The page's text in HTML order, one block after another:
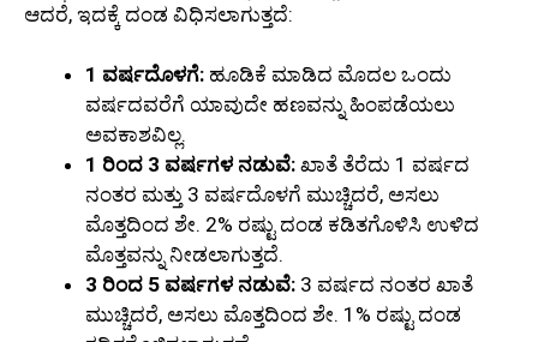
ಆದರೆ, ಇದಕ್ಕೆ ದಂಡ ವಿಧಿಸಲಾಗುತ್ತದೆ:
1 ವರ್ಷದೊಳಗೆ: ಹೂಡಿಕೆ ಮಾಡಿದ ಮೊದಲ ಒಂದು
ವರ್ಷದವರೆಗೆ ಯಾವುದೇ ಹಣವನ್ನು ಹಿಂಪಡೆಯಲು
ಅವಕಾಶವಿಲ್ಲ.
1 ರಿಂದ 3 ವರ್ಷಗಳ ನಡುವೆ: ಖಾತೆ ತೆರೆದು 1 ವರ್ಷದ
ನಂತರ ಮತ್ತು 3 ವರ್ಷದೊಳಗೆ ಮುಚ್ಚಿದರೆ, ಅಸಲು
ಮೊತ್ತದಿಂದ ಶೇ. 2% ರಷ್ಟು ದಂಡ ಕಡಿತಗೊಳಿಸಿ ಉಳಿದ
ಮೊತ್ತವನ್ನು ನೀಡಲಾಗುತ್ತದೆ.
3 ರಿಂದ 5 ವರ್ಷಗಳ ನಡುವೆ: 3 ವರ್ಷದ ನಂತರ ಖಾತೆ
ಮುಚ್ಚಿದರೆ, ಅಸಲು ಮೊತ್ತದಿಂದ ಶೇ. 1% ರಷ್ಟು ದಂಡ